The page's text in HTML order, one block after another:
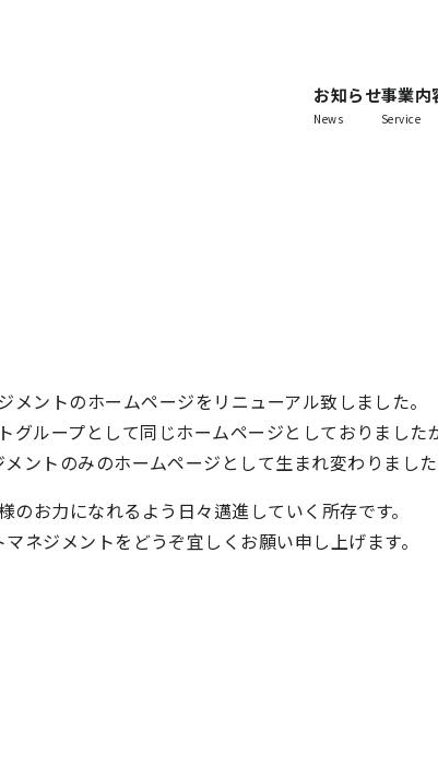
お知らせ
News
事業内
Service
メントのホームページをリニューアル致しました。
グループとして同じホームページとしておりました
ントのみのホームページとして生まれ変わりまし
のお力になれるよう日々邁進していく所存です。
ネジメントをどうぞ宜しくお願い申し上げます。